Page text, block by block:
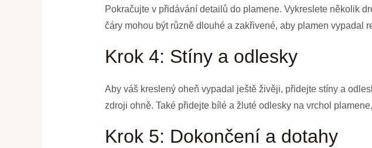
Pokračujte v přidávání detailů do plamene. Vykreslete několik
čáry mohou být různě dlouhé a zakřivené, aby plamen vypadal
Krok 4: Stíny a odlesky
Aby váš kreslený oheň vypadal ještě živěji, přidejte stíny a
zdroji ohně. Také přidejte bílé a žluté odlesky na vrchol
Krok 5: Dokončení a dotahy